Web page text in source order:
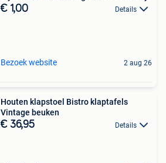
€ 1,00 Details
Bezoek website 2 aug 26
Houten klapstoel Bistro klaptafels
Vintage beuken
€ 36,95 Details